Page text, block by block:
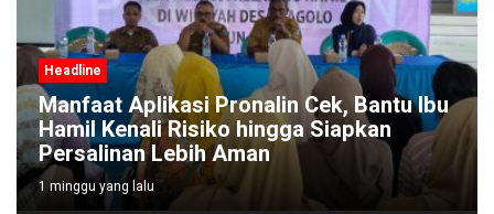
Headline
Manfaat Aplikasi Pronalin Cek, Bantu Ibu
Hamil Kenali Risiko hingga Siapkan
Persalinan Lebih Aman
1 minggu yang lalu